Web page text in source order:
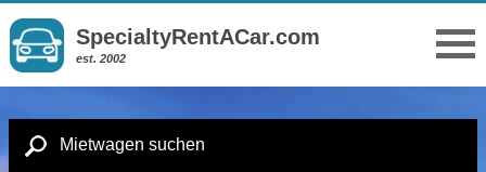
SpecialtyRentACar.com
est. 2002
Mietwagen suchen